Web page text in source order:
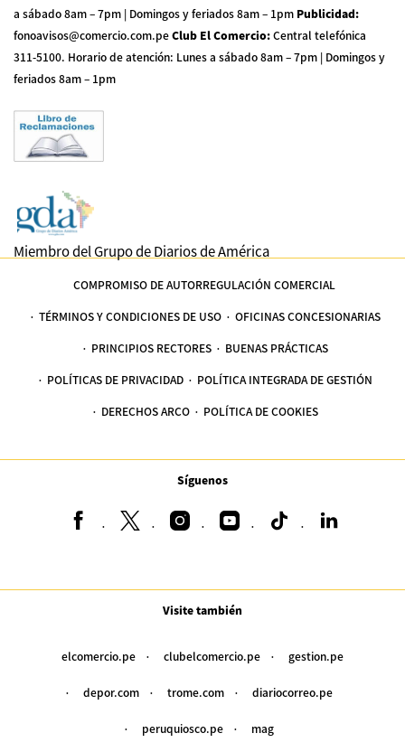
a sábado 8am – 7pm | Domingos y feriados 8am – 1pm Publicidad:
fonoavisos@comercio.com.peClub El Comercio:Central telefónica
311-5100. Horario de atención: Lunes a sábado 8am – 7pm | Domingos y
feriados 8am – 1pm
Miembro del Grupo de Diarios de América
COMPROMISO DE AUTORREGULACIÓN COMERCIAL
TÉRMINOS Y CONDICIONES DE USO OFICINAS CONCESIONARIAS
PRINCIPIOS RECTORES BUENAS PRÁCTICAS
POLÍTICAS DE PRIVACIDAD POLÍTICA INTEGRADA DE GESTIÓN
DERECHOS ARCO POLÍTICA DE COOKIES
Síguenos
Visite también
elcomercio.pe clubelcomercio.pe gestion.pe
depor.com trome.com diariocorreo.pe
peruquiosco.pe mag